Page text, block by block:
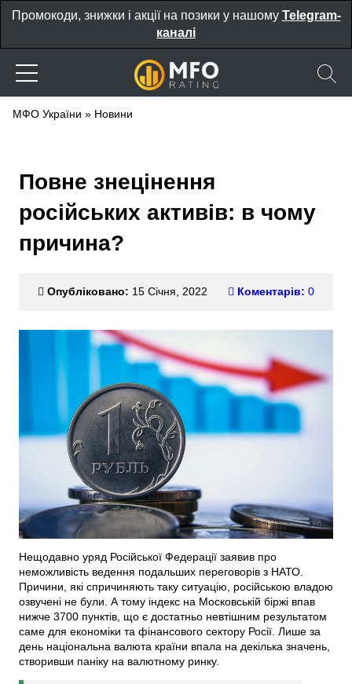
Промокоди, знижки і акції на позики у нашому Telegram-
каналі
МФО України » Новини
Повне знецінення
російських активів: в чому
причина?
Опубліковано: 15 Січня, 2022 Коментарів: 0
Нещодавно уряд Російської Федерації заявив про
неможливість ведення подальших переговорів з НАТО.
Причини, які спричиняють таку ситуацію, російською владою
озвучені не були. А тому індекс на Московській біржі впав
нижче 3700 пунктів, що є достатньо невтішним результатом
саме для економіки та фінансового сектору Росії. Лише за
день національна валюта країни впала на декілька значень,
створивши паніку на валютному ринку.